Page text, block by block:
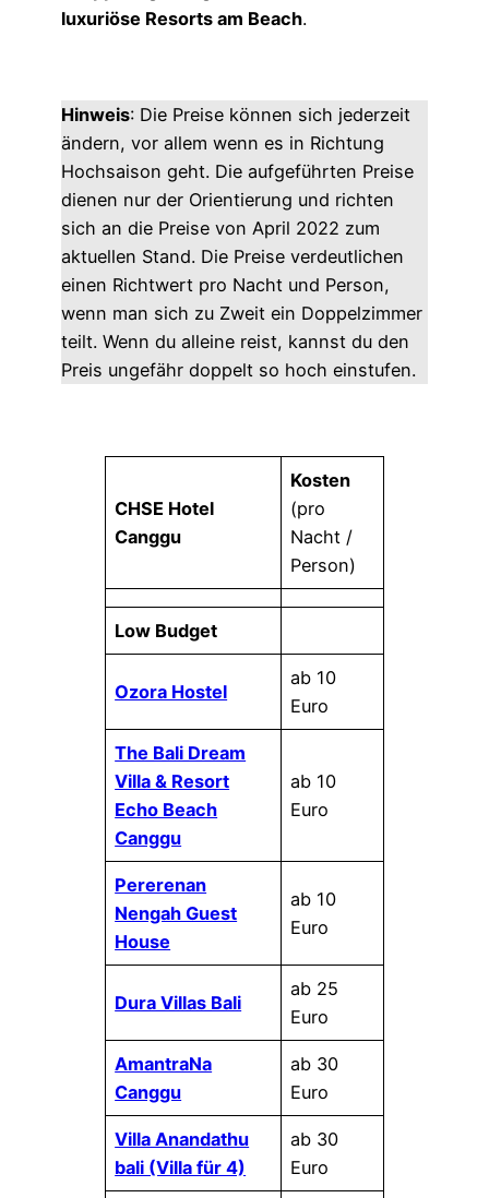
luxuriöse Resorts am Beach.
Hinweis: Die Preise können sich jederzeit
ändern, vor allem wenn es in Richtung
Hochsaison geht. Die aufgeführten Preise
dienen nur der Orientierung und richten
sich an die Preise von April 2022 zum
aktuellen Stand. Die Preise verdeutlichen
einen Richtwert pro Nacht und Person,
wenn man sich zu Zweit ein Doppelzimmer
teilt. Wenn du alleine reist, kannst du den
Preis ungefähr doppelt so hoch einstufen.
CHSE Hotel
Canggu
Kosten
(pro
Nacht /
Person)
Low Budget
Ozora Hostel
ab 10
Euro
The Bali Dream
Villa & Resort
Echo Beach
Canggu
ab 10
Euro
Pererenan
Nengah Guest
House
ab 10
Euro
Dura Villas Bali
ab 25
Euro
AmantraNa
Canggu
ab 30
Euro
Villa Anandathu
bali (Villa für 4)
ab 30
Euro